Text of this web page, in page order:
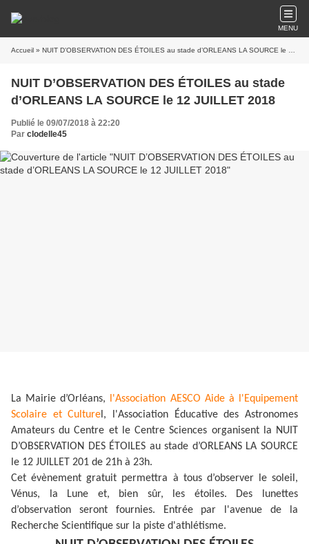
MENU
Accueil » NUIT D’OBSERVATION DES ÉTOILES au stade d’ORLEANS LA SOURCE le 12 JUILLET 2018
NUIT D’OBSERVATION DES ÉTOILES au stade
d’ORLEANS LA SOURCE le 12 JUILLET 2018
Publié le 09/07/2018 à 22:20
Par clodelle45
La Mairie d’Orléans,
l'Association AESCO Aide à l'Equipement
Scolaire et Culture l, l'Association Éducative des Astronomes
Amateurs du Centre et le Centre Sciences organisent la NUIT
D’OBSERVATION DES ÉTOILES au stade d’ORLEANS LA SOURCE
le 12 JUILLET 201 de 21h à 23h.
Cet évènement gratuit permettra à tous d’observer le soleil,
Vénus, la Lune et, bien sûr, les étoiles. Des lunettes
d’observation seront fournies. Entrée par l'avenue de la
Recherche Scientifique sur la piste d'athlétisme.